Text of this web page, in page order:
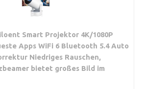
Smart Projektor 4K/1080P
Apps WiFi 6 Bluetooth 5.4 Auto
Niedriges Rauschen,
bietet großes Bild im